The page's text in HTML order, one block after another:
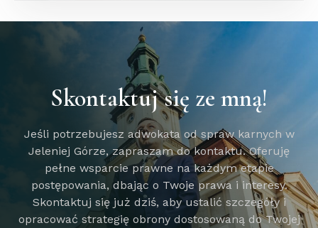
Skontaktuj się ze mną!
Jeśli potrzebujesz adwokata od spraw karnych w
Jeleniej Górze, zapraszam do kontaktu. Oferuję
pełne wsparcie prawne na każdym etapie
postępowania, dbając o Twoje prawa i interesy.
Skontaktuj się już dziś, aby ustalić szczegóły i
opracować strategię obrony dostosowaną do Twojej